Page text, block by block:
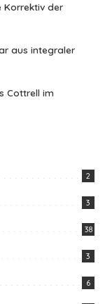
Korrektiv der
aus integraler
Cottrell im
2
3
38
3
6